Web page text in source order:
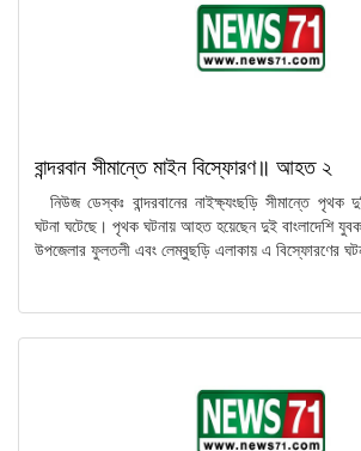
বান্দরবান সীমান্তে মাইন বিস্ফোরণ॥ আহত ২
নিউজ ডেস্কঃ বান্দরবানের নাইক্ষ্যংছড়ি সীমান্তে পৃথক
ঘটনা ঘটেছে। পৃথক ঘটনায় আহত হয়েছেন দুই বাংলাদেশি
উপজেলার ফুলতলী এবং লেম্বুছড়ি এলাকায় এ বিস্ফোরণের